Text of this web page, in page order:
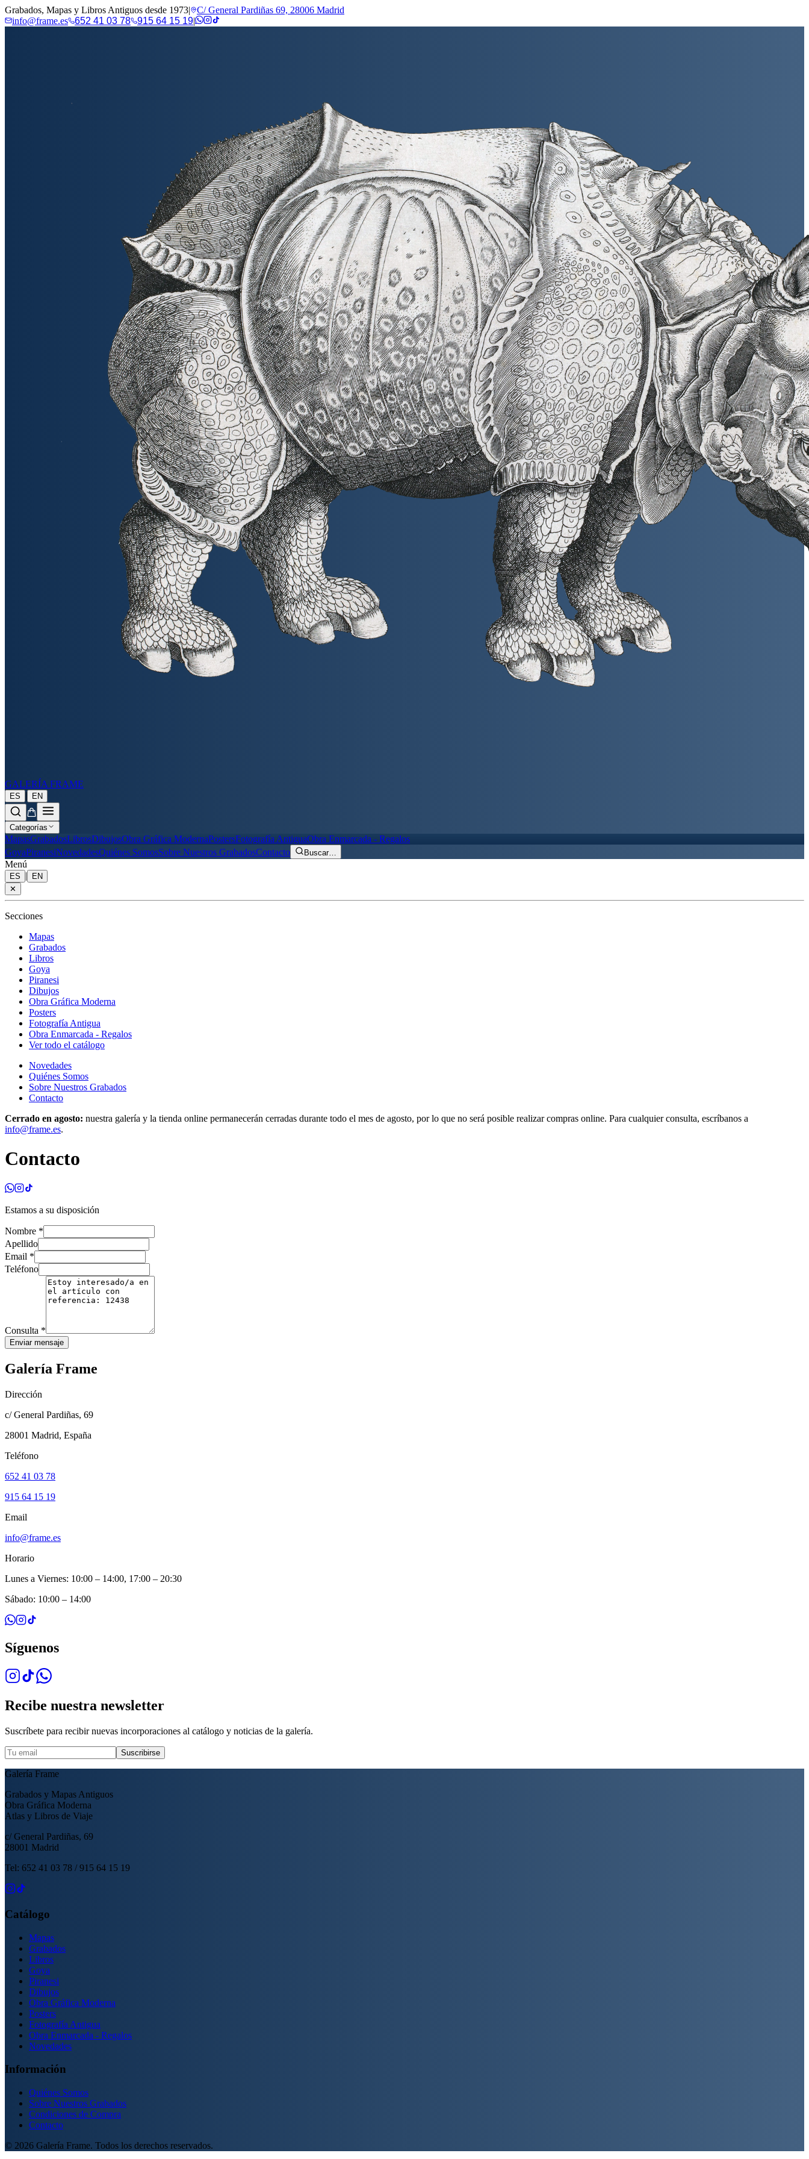
Grabados, Mapas y Libros Antiguos desde 1973|
C/ General Pardiñas 69, 28006 Madrid
info@frame.es
652 41 03 78 915 64 15 19|
GALERÍA FRAME
ES | EN
Categorías
MapasGrabadosLibrosDibujosObra Gráfica ModernaPostersFotografía AntiguaObra Enmarcada - Regalos
GoyaPiranesiNovedadesQuiénes SomosSobre Nuestros GrabadosContacto Buscar…
Menú
ES |
EN
✕
Secciones
Mapas
Grabados
Libros
Goya
Piranesi
Dibujos
Obra Gráfica Moderna
Posters
Fotografía Antigua
Obra Enmarcada - Regalos
Ver todo el catálogo
Novedades
Quiénes Somos
Sobre Nuestros Grabados
Contacto
Cerrado en agosto: nuestra galería y la tienda online permanecerán cerradas durante todo el mes de agosto, por lo que no será posible realizar compras online. Para cualquier consulta, escríbanos a
info@frame.es.
Contacto
Estamos a su disposición
Nombre *
Apellido
Email *
Teléfono
Consulta *
Enviar mensaje
Galería Frame
Dirección
c/ General Pardiñas, 69
28001 Madrid, España
Teléfono
652 41 03 78
915 64 15 19
Email
info@frame.es
Horario
Lunes a Viernes: 10:00 – 14:00, 17:00 – 20:30
Sábado: 10:00 – 14:00
Síguenos
Recibe nuestra newsletter
Suscríbete para recibir nuevas incorporaciones al catálogo y noticias de la galería.
Suscribirse
Galería Frame
Grabados y Mapas Antiguos
Obra Gráfica Moderna
Atlas y Libros de Viaje
c/ General Pardiñas, 69
28001 Madrid
Tel: 652 41 03 78 / 915 64 15 19
Catálogo
Mapas
Grabados
Libros
Goya
Piranesi
Dibujos
Obra Gráfica Moderna
Posters
Fotografía Antigua
Obra Enmarcada - Regalos
Novedades
Información
Quiénes Somos
Sobre Nuestros Grabados
Condiciones de Compra
Contacto
© 2026 Galería Frame. Todos los derechos reservados.